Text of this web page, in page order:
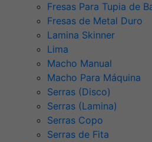
Fresas Para Tupia de
Fresas de Metal Duro
Lamina Skinner
Lima
Macho Manual
Macho Para Máquina
Serras (Disco)
Serras (Lamina)
Serras Copo
Serras de Fita